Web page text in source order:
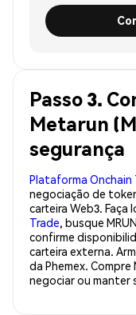
Passo 3.
Metarun
segurança
Plataforma Onchain
negociação de
carteira Web3. Faça
Trade, busque
confirme
carteira externa.
da Phemex. Compre
negociar ou manter